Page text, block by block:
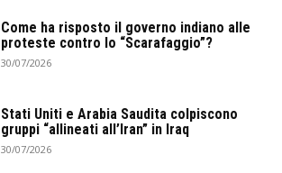
Come ha risposto il governo indiano alle
proteste contro lo “Scarafaggio”?
30/07/2026
Stati Uniti e Arabia Saudita colpiscono
gruppi “allineati all’Iran” in Iraq
30/07/2026